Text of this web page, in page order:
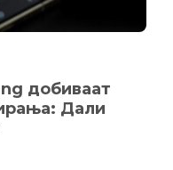
добиваат
Дали